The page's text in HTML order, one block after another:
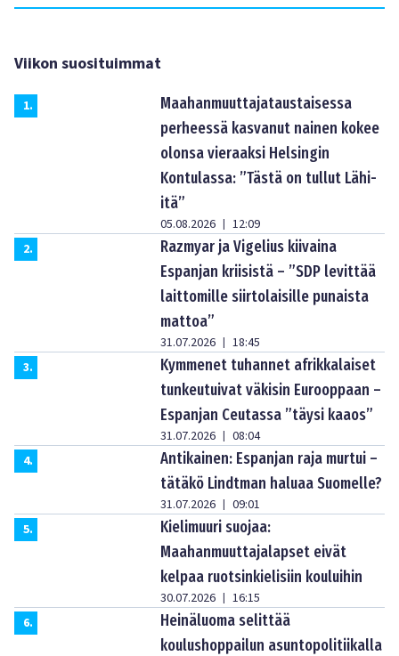
Viikon suosituimmat
1.
Maahanmuuttajataustaisessa
perheessä kasvanut nainen kokee
olonsa vieraaksi Helsingin
Kontulassa: ”Tästä on tullut Lähi-
itä”
05.08.2026 | 12:09
2.
Razmyar ja Vigelius kiivaina
Espanjan kriisistä – ”SDP levittää
laittomille siirtolaisille punaista
mattoa”
31.07.2026 | 18:45
3.
Kymmenet tuhannet afrikkalaiset
tunkeutuivat väkisin Eurooppaan –
Espanjan Ceutassa ”täysi kaaos”
31.07.2026 | 08:04
4.
Antikainen: Espanjan raja murtui –
tätäkö Lindtman haluaa Suomelle?
31.07.2026 | 09:01
5.
Kielimuuri suojaa:
Maahanmuuttajalapset eivät
kelpaa ruotsinkielisiin kouluihin
30.07.2026 | 16:15
6.
Heinäluoma selittää
koulushoppailun asuntopolitiikalla